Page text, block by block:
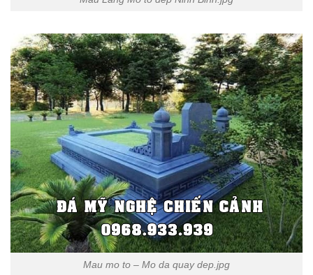
Mau mo to – Mo da quay dep.jpg